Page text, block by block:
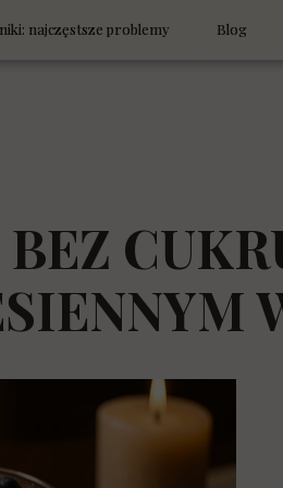
tęsknoty
najczęstsze problemy Blog
Historie i
Opowieści